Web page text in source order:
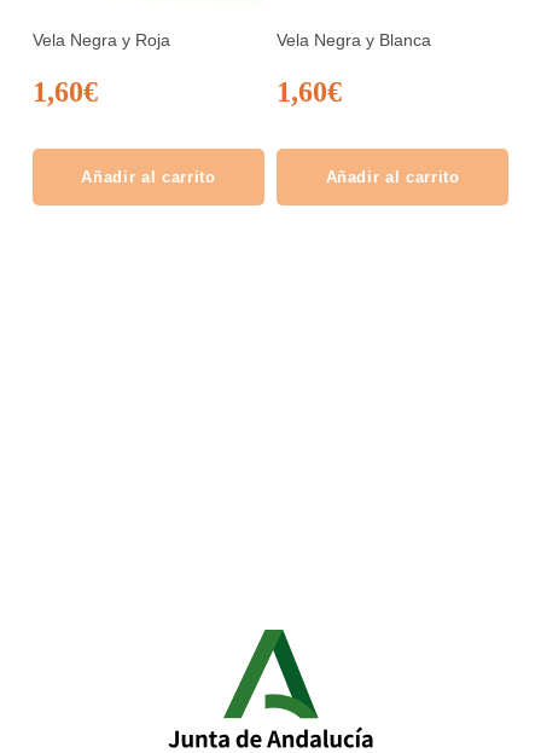
Vela Negra y Roja
1,60€
Añadir al carrito
Vela Negra y Blanca
1,60€
Añadir al carrito